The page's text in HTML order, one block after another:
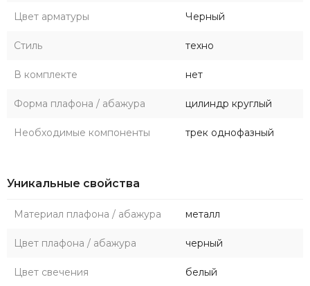
Цвет арматуры Черный
Стиль техно
В комплекте нет
Форма плафона / абажура цилиндр круглый
Необходимые компоненты трек однофазный
Уникальные свойства
Материал плафона / абажура металл
Цвет плафона / абажура черный
Цвет свечения белый